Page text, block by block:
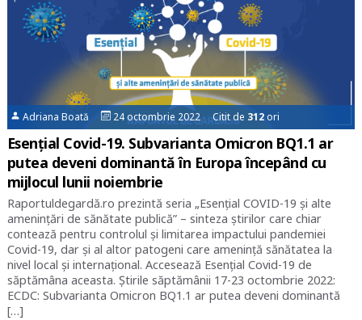
Adriana Boată 24 octombrie 2022 Citit de 312ori
Esențial Covid-19. Subvarianta Omicron BQ1.1 ar
putea deveni dominantă în Europa începând cu
mijlocul lunii noiembrie
Raportuldegardă.ro prezintă seria „Esențial COVID-19 și alte
amenințări de sănătate publică” – sinteza știrilor care chiar
contează pentru controlul și limitarea impactului pandemiei
Covid-19, dar și al altor patogeni care amenință sănătatea la
nivel local și internațional. Accesează Esențial Covid-19 de
săptămâna aceasta. Știrile săptămânii 17-23 octombrie 2022:
ECDC: Subvarianta Omicron BQ1.1 ar putea deveni dominantă
[…]